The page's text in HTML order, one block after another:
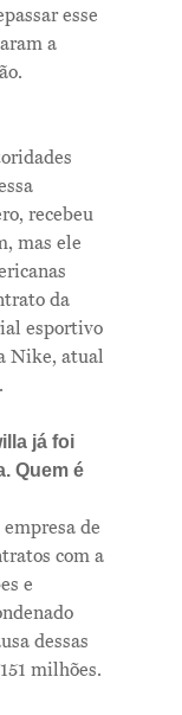
esse
a
recebeu
mas ele
da
esportivo
Nike, atual
já foi
Quem é
de
com a
e
dessas
milhões.